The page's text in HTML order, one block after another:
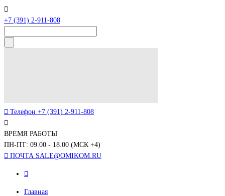
+7 (391) 2-911-808
Телефон +7 (391) 2-911-808
ВРЕМЯ РАБОТЫ
ПН-ПТ: 09.00 - 18.00 (МСК +4)
ПОЧТА SALE@OMIKOM.RU
Главная